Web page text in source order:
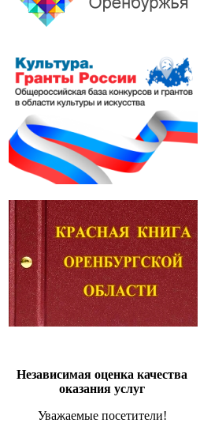
Независимая оценка качества
оказания услуг
Уважаемые посетители!